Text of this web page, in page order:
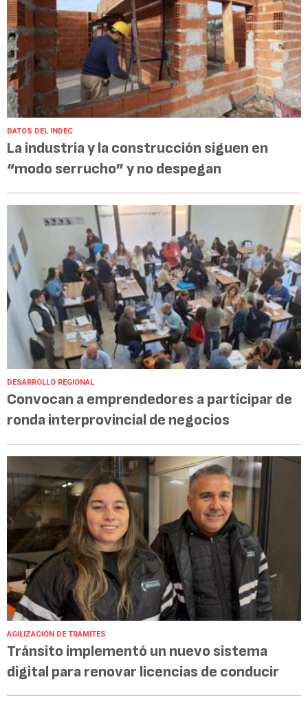
DATOS DEL INDEC
La industria y la construcción siguen en
“modo serrucho” y no despegan
DESARROLLO REGIONAL
Convocan a emprendedores a participar de
ronda interprovincial de negocios
AGILIZACIÓN DE TRÁMITES
Tránsito implementó un nuevo sistema
digital para renovar licencias de conducir